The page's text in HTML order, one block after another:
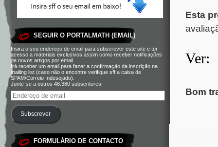
SEGUIR O PORTALMATH (EMAIL)
Insira o seu endereço de email para subscrever este site e ter
acesso a materiais exclusivos assim como receber notificações
de novos artigos por email.
Irá receber um email para fazer a confirmação da inscrição na
mailing list (caso não o encontre verifique sff a caixa de
SPAM/Correio Indesejado).
Junte-se a outros 48.380 subscritores!
Subscrever
FORMULÁRIO DE CONTACTO
Esta
Ver:
Bom